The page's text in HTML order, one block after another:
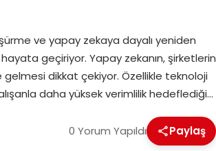
ve yapay zekaya dayalı yeniden
geçiriyor. Yapay zekanın, şirketlerin
gelmesi dikkat çekiyor. Özellikle teknoloji
daha yüksek verimlilik hedeflediği…
0 Yorum Yapıldı Paylaş